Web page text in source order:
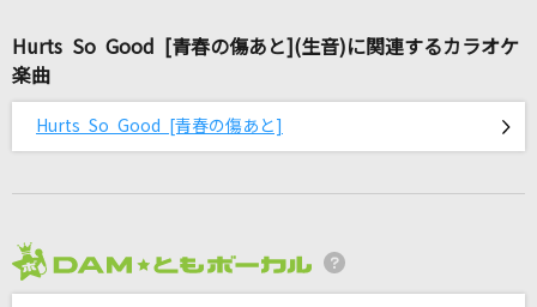
[生音]勝手にしやがれ
超ピース
すりぃ
Hurts So Good [青春の傷あと](生音)に関連するカラオケ
楽曲
Hurts So Good [青春の傷あと]